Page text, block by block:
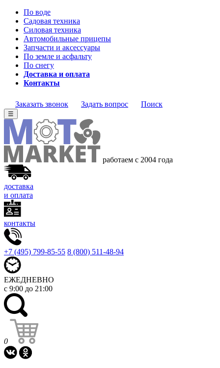
По воде
Садовая техника
Силовая техника
Автомобильные прицепы
Запчасти и аксессуары
По земле и асфальту
По снегу
Доставка и оплата
Контакты
Заказать звонок Задать вопрос Поиск
☰
работаем с 2004 года
доставка
и оплата
контакты
+7 (495) 799-85-55 8 (800) 511-48-94
ЕЖЕДНЕВНО
с 9:00 до 21:00
0